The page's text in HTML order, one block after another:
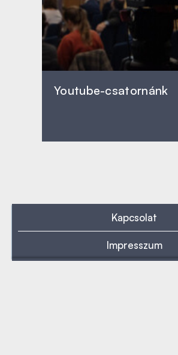
Youtube-csatornánk
Kapcsolat
Impresszum